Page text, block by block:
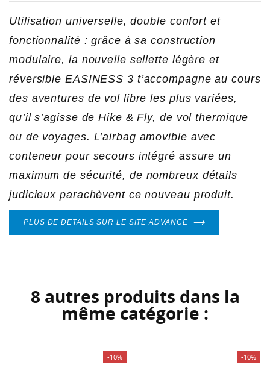
Utilisation universelle, double confort et
fonctionnalité : grâce à sa construction
modulaire, la nouvelle sellette légère et
réversible EASINESS 3 t’accompagne au cours
des aventures de vol libre les plus variées,
qu’il s’agisse de Hike & Fly, de vol thermique
ou de voyages. L’airbag amovible avec
conteneur pour secours intégré assure un
maximum de sécurité, de nombreux détails
judicieux parachèvent ce nouveau produit.
PLUS DE DETAILS SUR LE SITE ADVANCE
8 autres produits dans la
même catégorie :
-10% -10%
AJOUTER À MA LISTE D'ENVIES
add_circle_outline Créer une nouvelle liste
CRÉER UNE LISTE D'ENVIES
NOM DE LA LISTE D'ENVIES
Annuler Créer une liste d'envies
Vous devez être connecté pour ajouter des produits
Annuler Connexion